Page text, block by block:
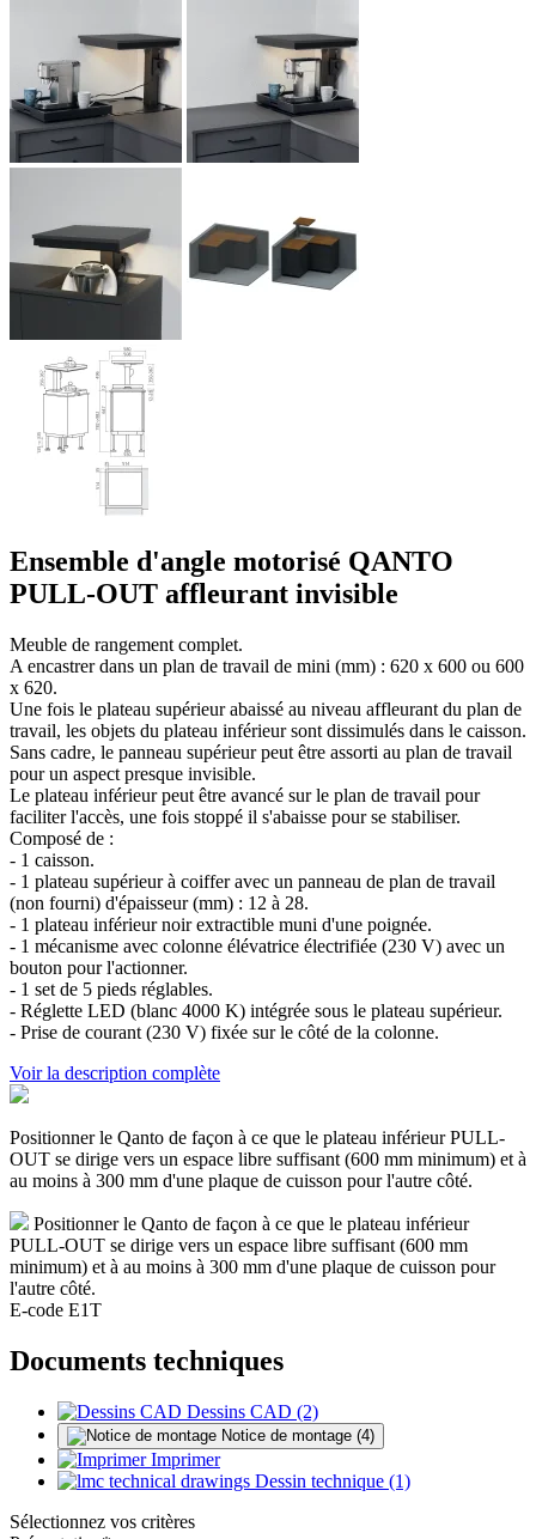
Ensemble d'angle motorisé QANTO
PULL-OUT affleurant invisible
Meuble de rangement complet.
A encastrer dans un plan de travail de mini (mm) : 620 x 600 ou 600
x 620.
Une fois le plateau supérieur abaissé au niveau affleurant du plan de
travail, les objets du plateau inférieur sont dissimulés dans le caisson.
Sans cadre, le panneau supérieur peut être assorti au plan de travail
pour un aspect presque invisible.
Le plateau inférieur peut être avancé sur le plan de travail pour
faciliter l'accès, une fois stoppé il s'abaisse pour se stabiliser.
Composé de :
- 1 caisson.
- 1 plateau supérieur à coiffer avec un panneau de plan de travail
(non fourni) d'épaisseur (mm) : 12 à 28.
- 1 plateau inférieur noir extractible muni d'une poignée.
- 1 mécanisme avec colonne élévatrice électrifiée (230 V) avec un
bouton pour l'actionner.
- 1 set de 5 pieds réglables.
- Réglette LED (blanc 4000 K) intégrée sous le plateau supérieur.
- Prise de courant (230 V) fixée sur le côté de la colonne.
Voir la description complète
Positionner le Qanto de façon à ce que le plateau inférieur PULL-
OUT se dirige vers un espace libre suffisant (600 mm minimum) et à
au moins à 300 mm d'une plaque de cuisson pour l'autre côté.
Positionner le Qanto de façon à ce que le plateau inférieur
PULL-OUT se dirige vers un espace libre suffisant (600 mm
minimum) et à au moins à 300 mm d'une plaque de cuisson pour
l'autre côté.
E-code E1T
Documents techniques
Dessins CAD (2)
Notice de montage (4)
Imprimer
Dessin technique (1)
Sélectionnez vos critères